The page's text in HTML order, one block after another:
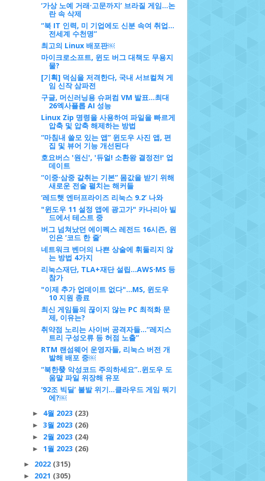
‘가상 노예 거래·고문까지’ 브라질 게임…논
란 속 삭제
“북 IT 인력, 미 기업에도 신분 속여 취업…
전세계 수천명”
최고의 Linux 배포판￼
마이크로소프트, 윈도 버그 대책도 무용지
물?
[기획] 덕심을 저격한다, 국내 서브컬쳐 게
임 신작 삼파전
구글, 머신러닝용 슈퍼컴 VM 발표…최대
26엑사플롭 AI 성능
Linux Zip 명령을 사용하여 파일을 빠르게
압축 및 압축 해제하는 방법
“마침내 쓸모 있는 앱” 윈도우 사진 앱, 편
집 및 뷰어 기능 개선된다
호요버스 '원신', '듀얼! 소환왕 결정전!' 업
데이트
“이중·삼중 갈취는 기본” 몸값을 받기 위해
새로운 전술 펼치는 해커들
‘레드햇 엔터프라이즈 리눅스 9.2’ 나와
"윈도우 11 설정 앱에 광고가" 카나리아 빌
드에서 테스트 중
버그 넘쳐났던 에이펙스 레전드 16시즌, 원
인은 ‘코드 한 줄’
네트워크 벤더의 나쁜 상술에 휘둘리지 않
는 방법 4가지
리눅스재단, TLA+재단 설립...AWS·MS 등
참가
"이제 추가 업데이트 없다"...MS, 윈도우
10 지원 종료
최신 게임들의 끊이지 않는 PC 최적화 문
제, 이유는?
취약점 노리는 사이버 공격자들…“레지스
트리 구성오류 등 허점 노출”
RTM 랜섬웨어 운영자들, 리눅스 버전 개
발해 배포 중￼
“북한發 악성코드 주의하세요”..윈도우 도
움말 파일 위장해 유포
‘92조 빅딜’ 불발 위기…클라우드 게임 뭐기
에?￼
► 4월 2023 (23)
► 3월 2023 (26)
► 2월 2023 (24)
► 1월 2023 (26)
► 2022 (315)
► 2021 (305)